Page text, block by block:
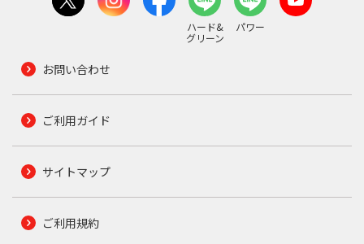
ハード&
グリーン
パワー
お問い合わせ
ご利用ガイド
サイトマップ
ご利用規約